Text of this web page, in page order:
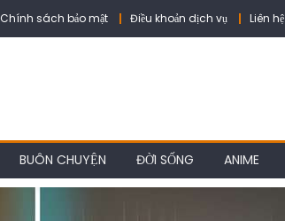
Chính sách bảo mật Điều khoản dịch vụ Liên hệ
BUÔN CHUYỆN ĐỜI SỐNG ANIME